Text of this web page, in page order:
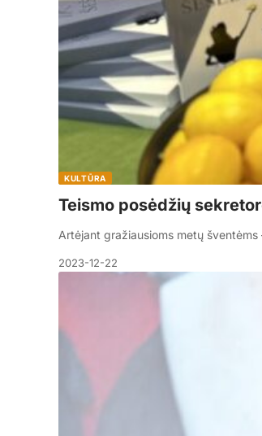
KULTŪRA
Teismo posėdžių
Artėjant gražiausioms metų
2023-12-22